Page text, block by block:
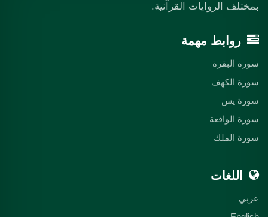
بمختلف الروايات القرآنية.
روابط مهمة
سورة البقرة
سورة الكهف
سورة يس
سورة الواقعة
سورة الملك
اللغات
عربي